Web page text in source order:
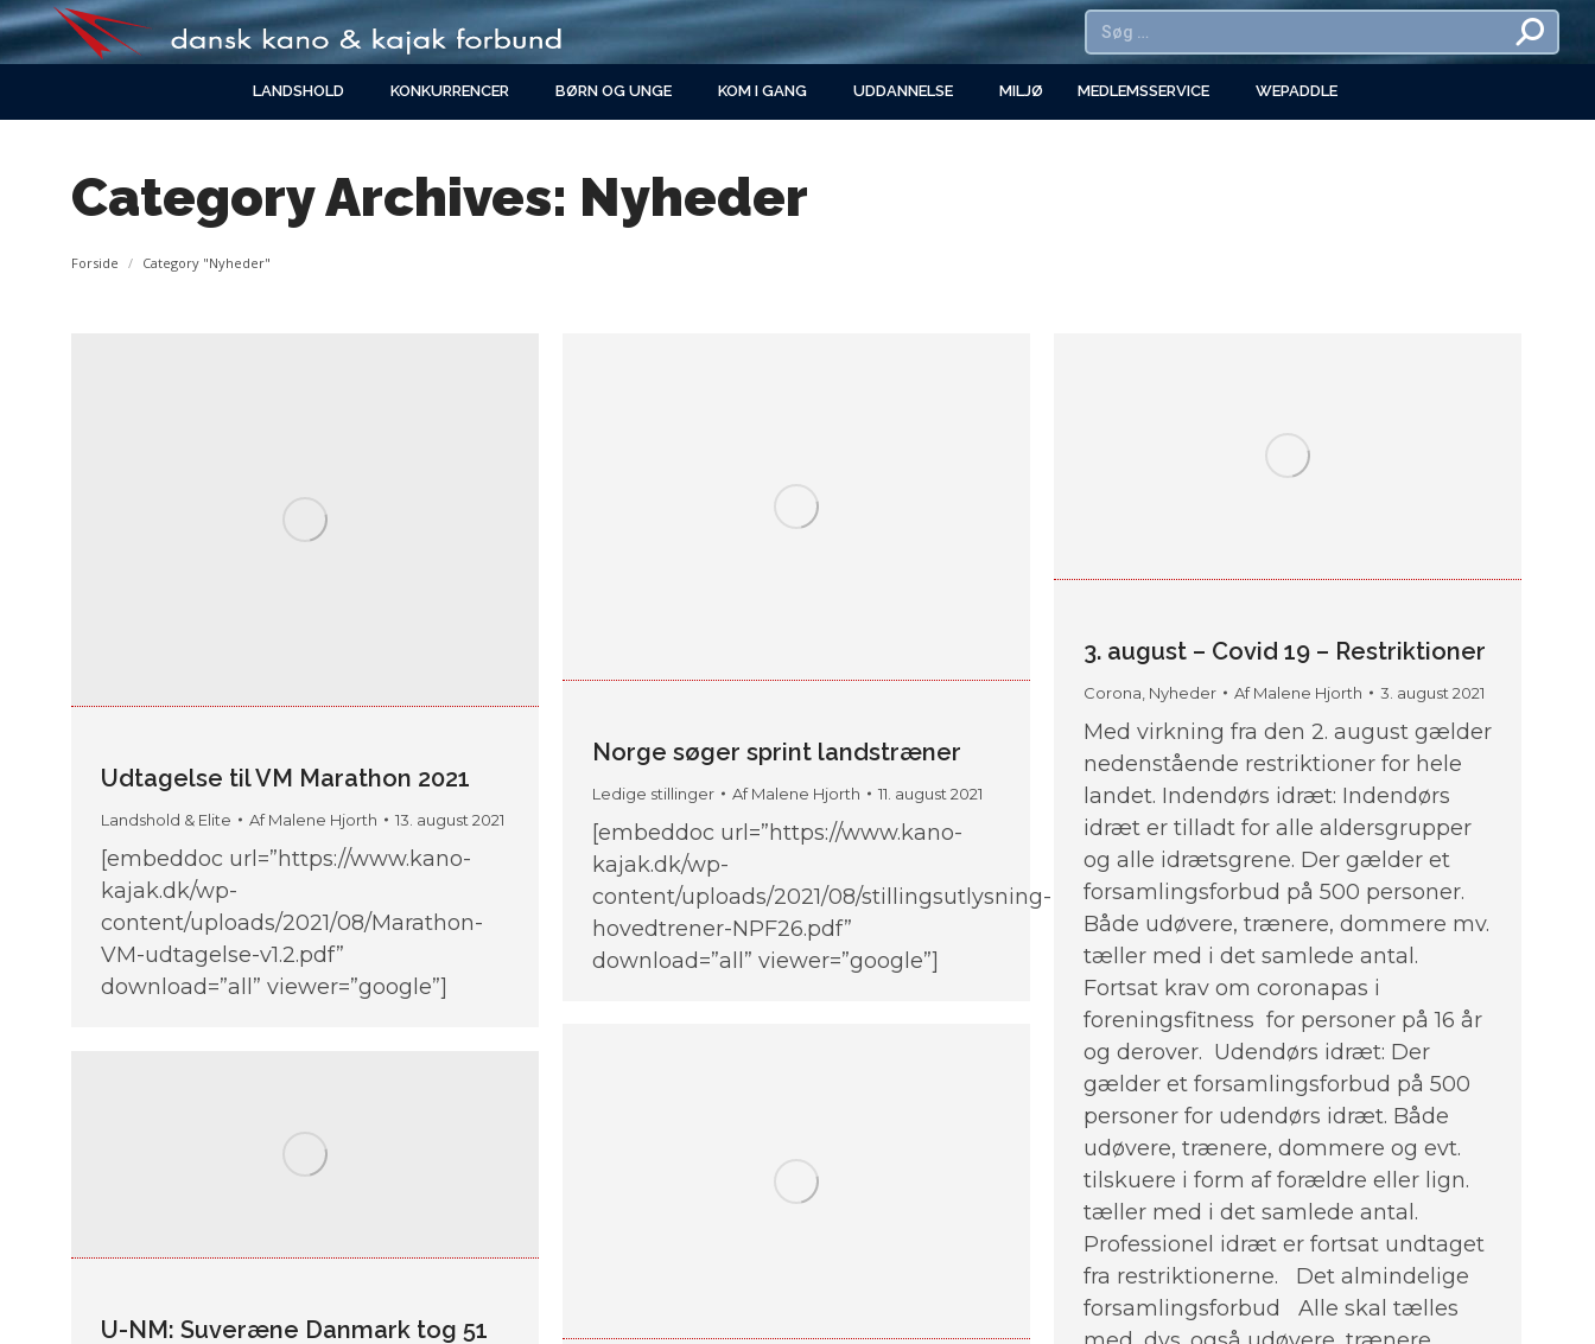
LANDSHOLD KONKURRENCER BØRN OG UNGE KOM I GANG UDDANNELSE MILJØ MEDLEMSSERVICE WEPADDLE
Category Archives: Nyheder
You are here:
Forside Category "Nyheder"
Udtagelse til VM Marathon 2021
Landshold & Elite AfMalene Hjorth 13. august 2021
[embeddoc url=”https://www.kano-
kajak.dk/wp-
content/uploads/2021/08/Marathon-
VM-udtagelse-v1.2.pdf”
download=”all” viewer=”google”]
Norge søger sprint landstræner
Ledige stillinger AfMalene Hjorth 11. august 2021
[embeddoc url=”https://www.kano-
kajak.dk/wp-
content/uploads/2021/08/stillingsutlysning-
hovedtrener-NPF26.pdf”
download=”all” viewer=”google”]
3. august – Covid 19 – Restriktioner
Corona Nyheder AfMalene Hjorth 3. august 2021
Med virkning fra den 2. august gælder
nedenstående restriktioner for hele
landet. Indendørs idræt: Indendørs
idræt er tilladt for alle aldersgrupper
og alle idrætsgrene. Der gælder et
forsamlingsforbud på 500 personer.
Både udøvere, trænere, dommere mv.
tæller med i det samlede antal.
Fortsat krav om coronapas i
foreningsfitness for personer på 16 år
og derover. Udendørs idræt: Der
gælder et forsamlingsforbud på 500
personer for udendørs idræt. Både
udøvere, trænere, dommere og evt.
tilskuere i form af forældre eller lign.
tæller med i det samlede antal.
Professionel idræt er fortsat undtaget
fra restriktionerne. Det almindelige
forsamlingsforbud Alle skal tælles
U-NM: Suveræne Danmark tog 51